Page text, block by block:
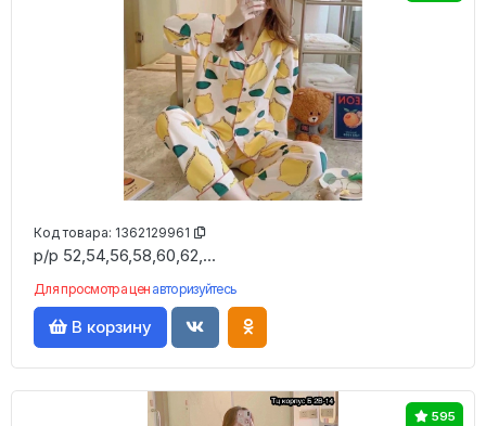
Код товара: 1362129961
р/р 52,54,56,58,60,62,...
Для просмотра цен авторизуйтесь
В корзину
595